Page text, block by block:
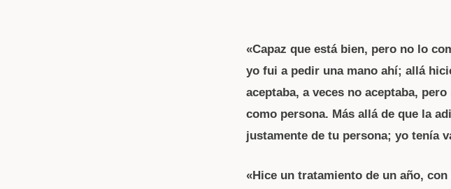
«Capaz que está bien, pero no lo
yo fui a pedir una mano ahí; allá
aceptaba, a veces no aceptaba,
como persona. Más allá de que la
justamente de tu persona; yo tenía
«Hice un tratamiento de un año,